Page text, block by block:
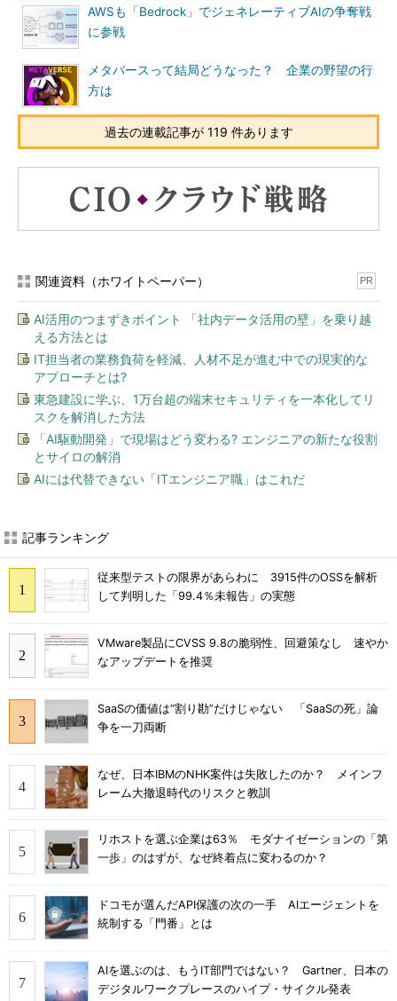
AWSも「Bedrock」でジェネレーティブAIの争奪戦
に参戦
メタバースって結局どうなった？ 企業の野望の行
方は
過去の連載記事が 119 件あります
関連資料（ホワイトペーパー） PR
AI活用のつまずきポイント 「社内データ活用の壁」を乗り越
える方法とは
IT担当者の業務負荷を軽減、人材不足が進む中での現実的な
アプローチとは?
東急建設に学ぶ、1万台超の端末セキュリティを一本化してリ
スクを解消した方法
「AI駆動開発」で現場はどう変わる? エンジニアの新たな役割
とサイロの解消
AIには代替できない「ITエンジニア職」はこれだ
記事ランキング
従来型テストの限界があらわに 3915件のOSSを解析
して判明した「99.4％未報告」の実態
VMware製品にCVSS 9.8の脆弱性、回避策なし 速やか
なアップデートを推奨
SaaSの価値は“割り勘”だけじゃない 「SaaSの死」論
争を一刀両断
なぜ、日本IBMのNHK案件は失敗したのか？ メインフ
レーム大撤退時代のリスクと教訓
リホストを選ぶ企業は63％ モダナイゼーションの「第
一歩」のはずが、なぜ終着点に変わるのか？
ドコモが選んだAPI保護の次の一手 AIエージェントを
統制する「門番」とは
AIを選ぶのは、もうIT部門ではない？ Gartner、日本の
デジタルワークプレースのハイプ・サイクル発表